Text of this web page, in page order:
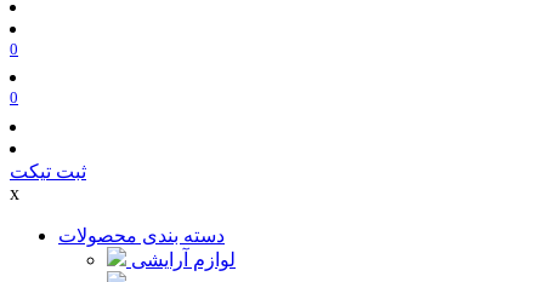
0
0
ثبت تیکت
x
دسته بندی محصولات
لوازم آرایشی